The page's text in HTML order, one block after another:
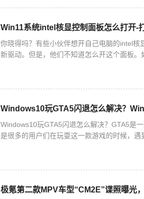
Win11系统intel核显控制面板怎么打开-
你晓得吗？有些小伙伴想开自己电脑的intel
新驱动。但是，他们不知道怎么开这个面板
Windows10玩GTA5闪退怎么解决？
Windows10玩GTA5闪退怎么解决？GTA5是
是很多的用户们在玩耍这一款游戏的时候，
极氪第二款MPV车型“CM2E”谍照曝光